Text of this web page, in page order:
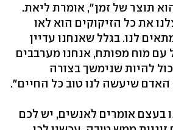
תוצר של זמן", אומרת ליאת.
את כל הזיקוקים הוא לאו
לנו. בגלל שאנחנו עדיין
עם מוח מפותח, אנחנו מערבבים
להיות שנימשך בצורה
שיעשה לנו טוב כל החיים".
בעצם אומרים לאנשים, יש לכם